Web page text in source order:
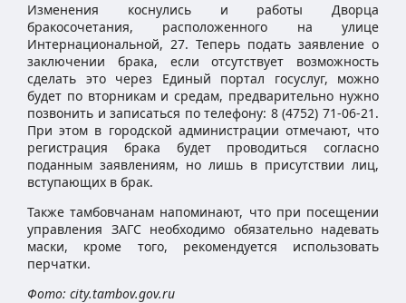
Изменения коснулись и работы Дворца
бракосочетания, расположенного на улице
Интернациональной, 27. Теперь подать заявление о
заключении брака, если отсутствует возможность
сделать это через Единый портал госуслуг, можно
будет по вторникам и средам, предварительно нужно
позвонить и записаться по телефону: 8 (4752) 71-06-21.
При этом в городской администрации отмечают, что
регистрация брака будет проводиться согласно
поданным заявлениям, но лишь в присутствии лиц,
вступающих в брак.
Также тамбовчанам напоминают, что при посещении
управления ЗАГС необходимо обязательно надевать
маски, кроме того, рекомендуется использовать
перчатки.
Фото: city.tambov.gov.ru